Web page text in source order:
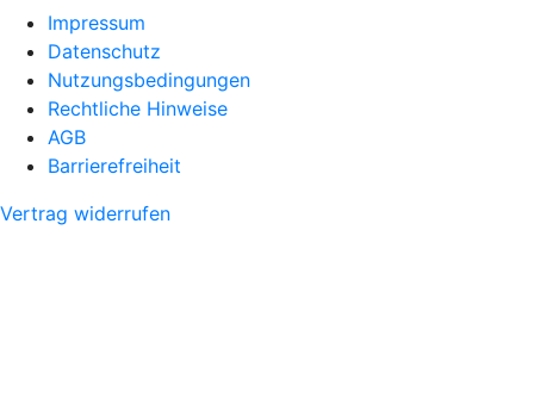
Impressum
Datenschutz
Nutzungsbedingungen
Rechtliche Hinweise
AGB
Barrierefreiheit
Vertrag widerrufen